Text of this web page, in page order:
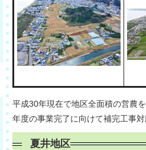
平成30年現在で地区全面積の営農
年度の事業完了に向けて補完工事対
夏井地区